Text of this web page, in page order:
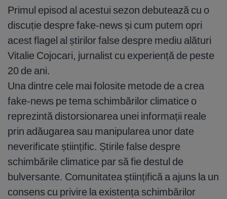
Primul episod al acestui sezon debutează cu o
discuție despre fake-news și cum putem opri
acest flagel al știrilor false despre mediu alături
Vitalie Cojocari, jurnalist cu experiență de peste
20 de ani.
Una dintre cele mai folosite metode de a crea
fake-news pe tema schimbărilor climatice o
reprezintă distorsionarea unei informații reale
prin adăugarea sau manipularea unor date
neverificate științific. Știrile false despre
schimbările climatice par să fie destul de
bulversante. Comunitatea științifică a ajuns la un
consens cu privire la existența schimbărilor